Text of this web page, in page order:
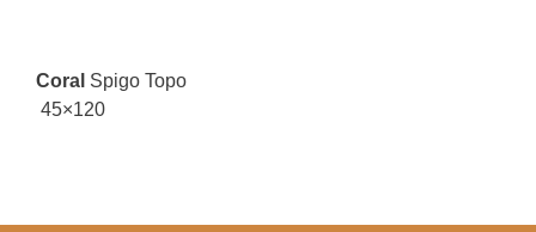
Coral Spigo Topo
45×120